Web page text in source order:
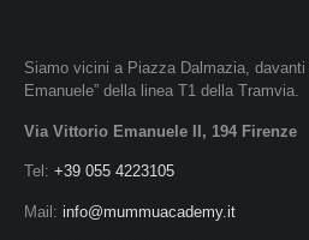
Siamo vicini a Piazza Dalmazia, davanti
Emanuele” della linea T1 della Tramvia.
Via Vittorio Emanuele II, 194 Firenze
Tel: +39 055 4223105
Mail: info@mummuacademy.it